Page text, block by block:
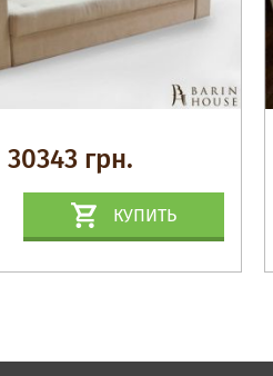
30343 грн.
КУПИТЬ